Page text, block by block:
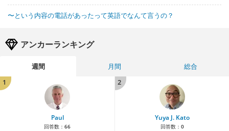
〜という内容の電話があったって英語でなんて言うの？
アンカーランキング
週間 月間
総合
1
Paul
回答数： 66
2
Yuya J. Kato
回答数： 0